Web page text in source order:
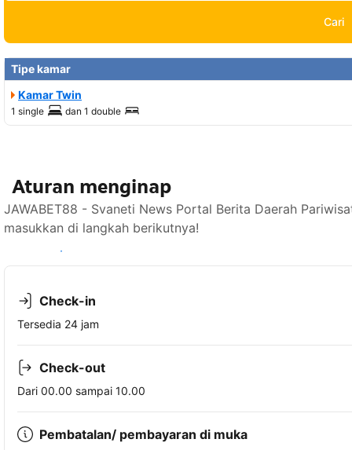
Cari
Tipe kamar
Kamar Twin
1 single dan 1 double
Aturan menginap
JAWABET88 - Svaneti News Portal Berita Daerah
masukkan di langkah berikutnya!
Lihat ketersediaan
Check-in
Tersedia 24 jam
Check-out
Dari 00.00 sampai 10.00
Pembatalan/ pembayaran di muka